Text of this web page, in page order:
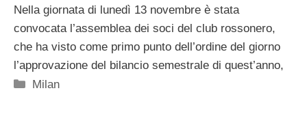
Nella giornata di lunedì 13 novembre è stata
convocata l’assemblea dei soci del club rossonero,
che ha visto come primo punto dell’ordine del giorno
l’approvazione del bilancio semestrale di quest’anno,
Categorie
Milan